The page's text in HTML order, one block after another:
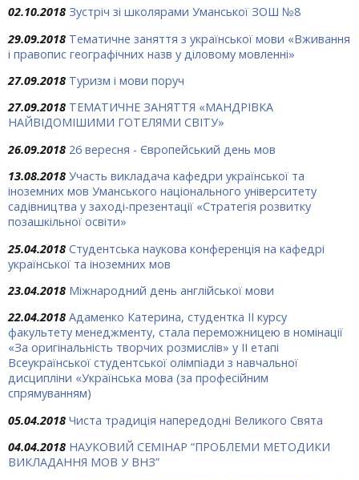
02.10.2018 Зустріч зі школярами Уманської ЗОШ №8
29.09.2018 Тематичне заняття з української мови «Вживання
і правопис географічних назв у діловому мовленні»
27.09.2018 Туризм і мови поруч
27.09.2018 ТЕМАТИЧНЕ ЗАНЯТТЯ «МАНДРІВКА
НАЙВІДОМІШИМИ ГОТЕЛЯМИ СВІТУ»
26.09.2018 26 вересня - Європейський день мов
13.08.2018 Участь викладача кафедри української та
іноземних мов Уманського національного університету
садівництва у заході-презентації «Стратегія розвитку
позашкільної освіти»
25.04.2018 Студентська наукова конференція на кафедрі
української та іноземних мов
23.04.2018 Міжнародний день англійської мови
22.04.2018 Адаменко Катерина, студентка ІІ курсу
факультету менеджменту, стала переможницею в номінації
«За оригінальність творчих розмислів» у ІІ етапі
Всеукраїнської студентської олімпіади з навчальної
дисципліни «Українська мова (за професійним
спрямуванням)
05.04.2018 Чиста традиція напередодні Великого Свята
04.04.2018 НАУКОВИЙ СЕМІНАР “ПРОБЛЕМИ МЕТОДИКИ
ВИКЛАДАННЯ МОВ У ВНЗ”